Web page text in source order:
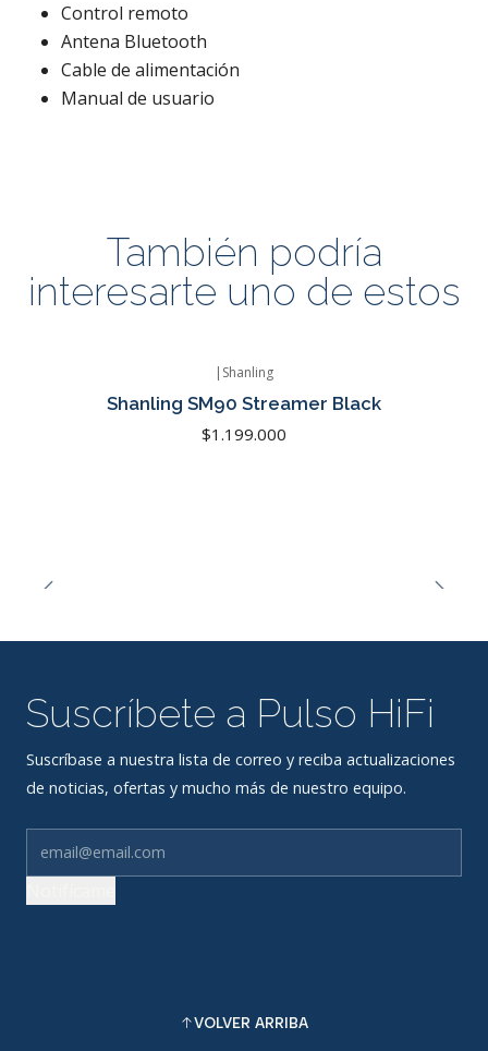
Control remoto
Antena Bluetooth
Cable de alimentación
Manual de usuario
También podría
interesarte uno de estos
| Shanling
Shanling SM90 Streamer Black
$1.199.000
Suscríbete a Pulso HiFi
Suscríbase a nuestra lista de correo y reciba actualizaciones
de noticias, ofertas y mucho más de nuestro equipo.
VOLVER ARRIBA